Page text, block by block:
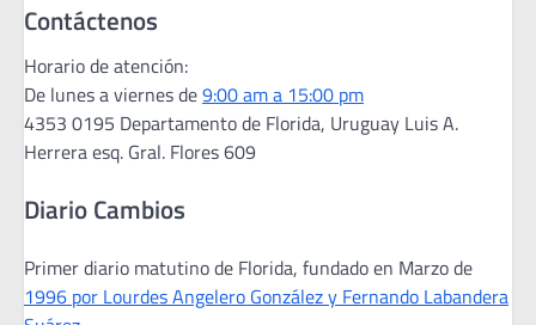
Contáctenos
Horario de atención:
De lunes a viernes de9:00 am a 15:00 pm
4353 0195 Departamento de Florida, Uruguay Luis A.
Herrera esq. Gral. Flores 609
Diario Cambios
Primer diario matutino de Florida, fundado en Marzo de
1996 por Lourdes Angelero González y Fernando Labandera